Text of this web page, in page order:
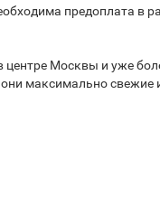
предоплата в
Москвы и уже
максимально свежие